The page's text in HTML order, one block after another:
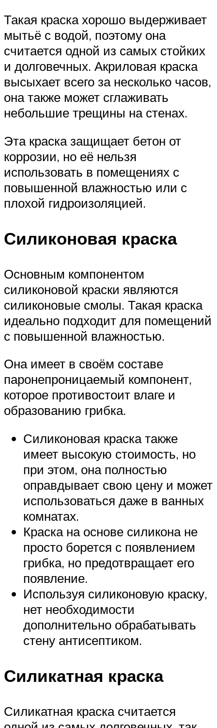
Такая краска хорошо выдерживает
мытьё с водой, поэтому она
считается одной из самых стойких
и долговечных. Акриловая краска
высыхает всего за несколько часов,
она также может сглаживать
небольшие трещины на стенах.
Эта краска защищает бетон от
коррозии, но её нельзя
использовать в помещениях с
повышенной влажностью или с
плохой гидроизоляцией.
Силиконовая краска
Основным компонентом
силиконовой краски являются
силиконовые смолы. Такая краска
идеально подходит для помещений
с повышенной влажностью.
Она имеет в своём составе
паронепроницаемый компонент,
которое противостоит влаге и
образованию грибка.
Силиконовая краска также
имеет высокую стоимость, но
при этом, она полностью
оправдывает свою цену и может
использоваться даже в ванных
комнатах.
Краска на основе силикона не
просто борется с появлением
грибка, но предотвращает его
появление.
Используя силиконовую краску,
нет необходимости
дополнительно обрабатывать
стену антисептиком.
Силикатная краска
Силикатная краска считается